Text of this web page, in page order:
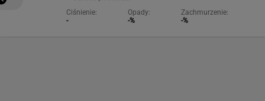
Ciśnienie:
-
Opady:
-%
Zachmurzenie:
-%